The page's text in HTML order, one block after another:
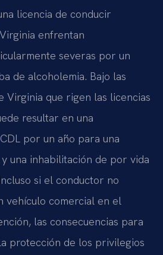
licencia de conducir
enfrentan
severas por un
de alcoholemia. Bajo las
Virginia que rigen las licencias
resultar en una
por un año para una
una inhabilitación de por vida
si el conductor no
vehículo comercial en el
las consecuencias para
protección de los privilegios